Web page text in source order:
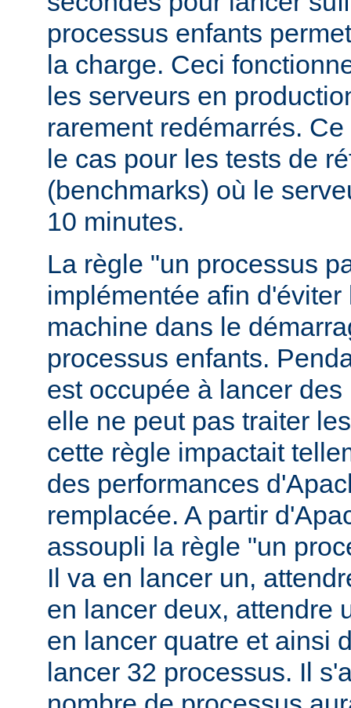
processus enfants
la charge. Ceci
les serveurs en
rarement redémarrés.
le cas pour les tests de
(benchmarks) où le
10 minutes.
La règle "un processus
implémentée afin
machine dans le
processus enfants.
est occupée à lancer
elle ne peut pas traiter
cette règle impactait
des performances
remplacée. A partir
assoupli la règle "un
Il va en lancer un,
en lancer deux, attendre
en lancer quatre et ainsi
lancer 32 processus. Il